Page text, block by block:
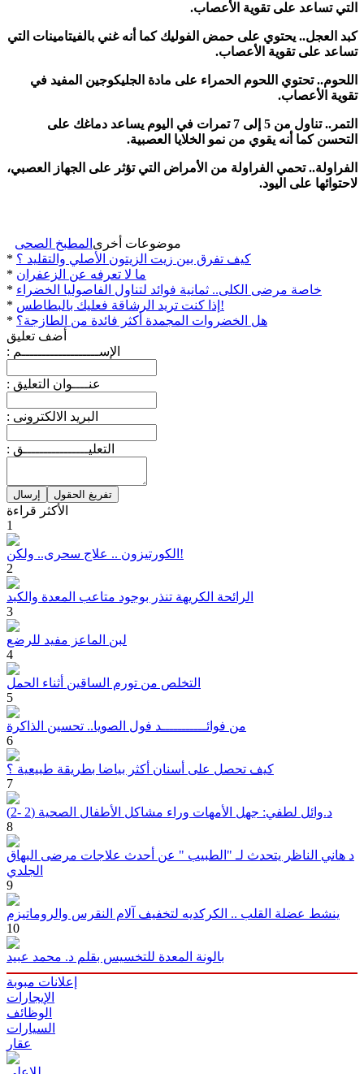
التي تساعد على تقوية الأعصاب.
كبد العجل.. يحتوي على حمض الفوليك كما أنه غني بالفيتامينات التي
تساعد على تقوية الأعصاب.
اللحوم.. تحتوي اللحوم الحمراء على مادة الجليكوجين المفيد في
تقوية الأعصاب.
التمر.. تناول من 5 إلى 7 تمرات في اليوم يساعد دماغك على
التحسن كما أنه يقوي من نمو الخلايا العصبية.
الفراولة.. تحمي الفراولة من الأمراض التي تؤثر على الجهاز العصبي،
لاحتوائها على اليود.
موضوعات أخرى المطبخ الصحى
* كيف تفرق بين زيت الزيتون الأصلي والتقليد ؟
* ما لا تعرفه عن الزعفران
* خاصة مرضى الكلى.. ثمانية فوائد لتناول الفاصوليا الخضراء
*
إذا كنت تريد الرشاقة فعليك بالبطاطس!
* هل الخضروات المجمدة أكثر فائدة من الطازجة؟
أضف تعليق
: الإســـــــــــــــــــم
: عنــــوان التعليق
: البريد الالكترونى
: التعليــــــــــــــــق
الأكثر قراءة
1
الكورتيزون .. علاج سحرى.. ولكن!
2
الرائحة الكريهة تنذر بوجود متاعب المعدة والكبد
3
لبن الماعز مفيد للرضع
4
التخلص من تورم الساقين أثناء الحمل
5
من فوائـــــــــــد فول الصويا.. تحسين الذاكرة
6
كيف تحصل على أسنان أكثر بياضا بطريقة طبيعية ؟
7
د.وائل لطفي: جهل الأمهات وراء مشاكل الأطفال الصحية (2 -2)
8
د هاني الناظر يتحدث لـ "الطبيب " عن أحدث علاجات مرضى البهاق
الجلدي
9
ينشط عضلة القلب .. الكركديه لتخفيف آلام النقرس والروماتيزم
10
بالونة المعدة للتخسيس بقلم د. محمد عبيد
إعلانات مبوبة
الإيجارات
الوظائف
السيارات
عقار